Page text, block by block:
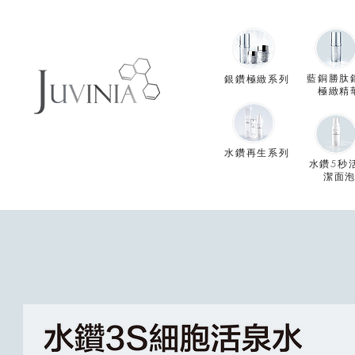
銀鑽極緻系列
水鑽再生系列
藍銅勝肽
極緻精
水鑽5秒
潔面